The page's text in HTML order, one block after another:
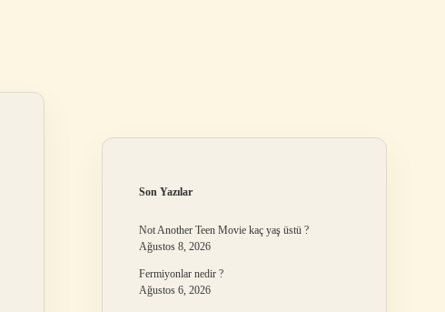
Son Yazılar
Not Another Teen Movie kaç yaş üstü ?
Ağustos 8, 2026
Fermiyonlar nedir ?
Ağustos 6, 2026